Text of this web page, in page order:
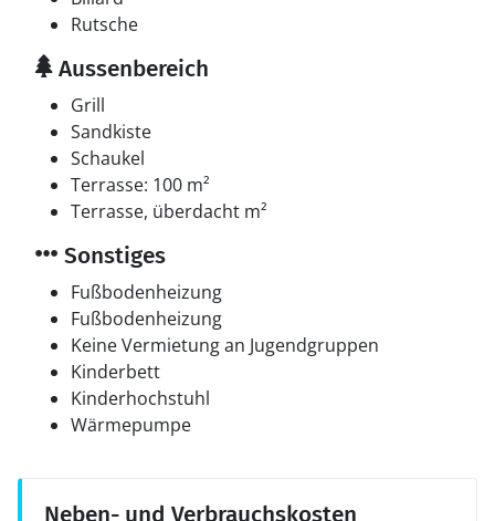
Rutsche
Aussenbereich
Grill
Sandkiste
Schaukel
Terrasse: 100 m²
Terrasse, überdacht m²
Sonstiges
Fußbodenheizung
Fußbodenheizung
Keine Vermietung an Jugendgruppen
Kinderbett
Kinderhochstuhl
Wärmepumpe
Neben- und Verbrauchskosten